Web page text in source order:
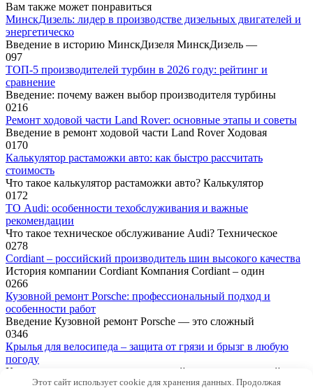
Вам также может понравиться
МинскДизель: лидер в производстве дизельных двигателей и
энергетическо
Введение в историю МинскДизеля МинскДизель —
097
ТОП-5 производителей турбин в 2026 году: рейтинг и
сравнение
Введение: почему важен выбор производителя турбины
0216
Ремонт ходовой части Land Rover: основные этапы и советы
Введение в ремонт ходовой части Land Rover Ходовая
0170
Калькулятор растаможки авто: как быстро рассчитать
стоимость
Что такое калькулятор растаможки авто? Калькулятор
0172
ТО Audi: особенности техобслуживания и важные
рекомендации
Что такое техническое обслуживание Audi? Техническое
0278
Cordiant – российский производитель шин высокого качества
История компании Cordiant Компания Cordiant – один
0266
Кузовной ремонт Porsche: профессиональный подход и
особенности работ
Введение Кузовной ремонт Porsche — это сложный
0346
Крылья для велосипеда – защита от грязи и брызг в любую
погоду
Крылья для велосипеда – это важный аксессуар, который
Этот сайт использует cookie для хранения данных. Продолжая